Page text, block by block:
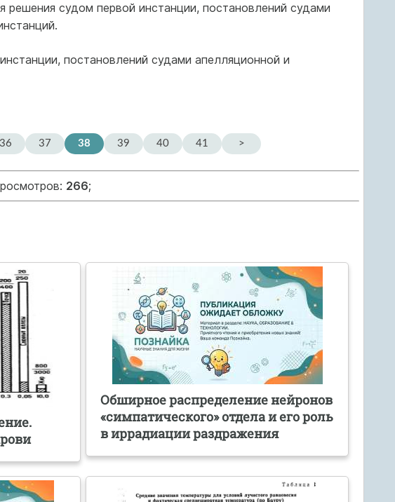
решения судом первой инстанции, постановлений судами
постановлений судами апелляционной и
36 37 38 39 40 41 >
266;
Обширное распределение нейронов
«симпатического» отдела и его роль
в иррадиации раздражения